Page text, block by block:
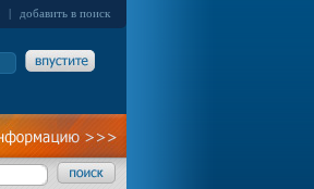
| добавить в поиск